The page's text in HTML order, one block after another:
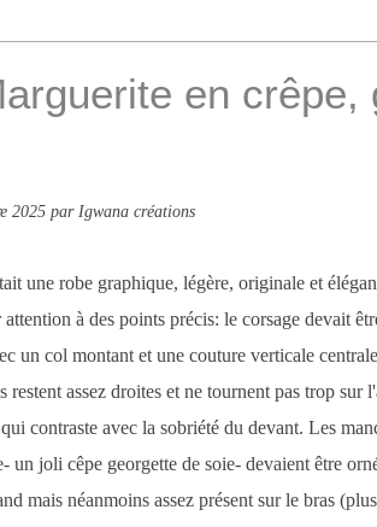
en crêpe,
2025 par Igwana créations
une robe graphique, légère, originale et
à des points précis: le corsage devait
un col montant et une couture verticale
restent assez droites et ne tournent pas trop
contraste avec la sobriété du devant. Les
un joli cêpe georgette de soie- devaient être
mais néanmoins assez présent sur le bras